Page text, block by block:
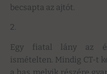
becsapta az ajtót.
2.
Egy fiatal lány az
ismételten. Mindig CT-t
a has melyik részére